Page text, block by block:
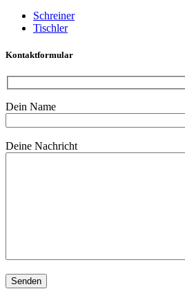
Schreiner
Tischler
Kontaktformular
Dein Name
Deine Nachricht